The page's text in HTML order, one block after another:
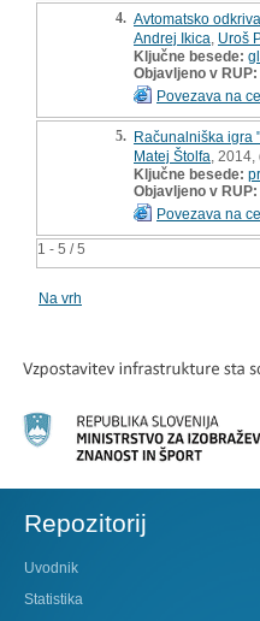
1 - 5 / 5
4. Avtomatsko
Andrej Ikica Uroš
Ključne besede:
Objavljeno v RUP:
Povezava na
5. Računalniška igra
Matej Štolfa ,
Ključne besede:
Objavljeno v RUP:
Povezava na
Na vrh
Repozitorij
Uvodnik
Statistika